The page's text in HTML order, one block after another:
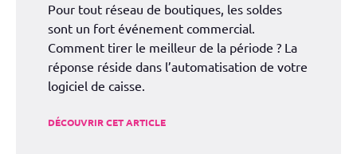
Pour tout réseau de boutiques, les soldes
sont un fort événement commercial.
Comment tirer le meilleur de la période ? La
réponse réside dans l’automatisation de votre
logiciel de caisse.
DÉCOUVRIR CET ARTICLE